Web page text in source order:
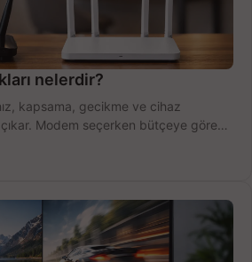
nelerdir?
kapsama, gecikme ve cihaz
Modem seçerken bütçeye göre